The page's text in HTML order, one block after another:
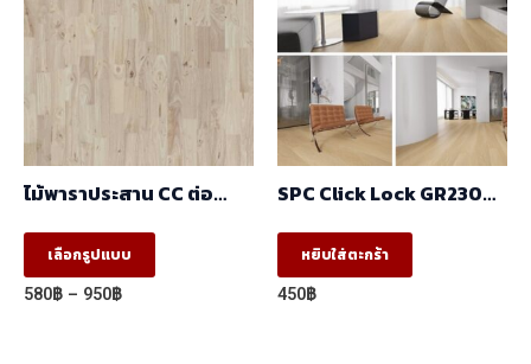
ไม้พาราประสาน CC ต่อ
2.44m)
เลือกรูปแบบ
This
product
580฿ – 950฿Price
SPC Click Lock GR23002
หยิบใส่ตะกร้า
450฿